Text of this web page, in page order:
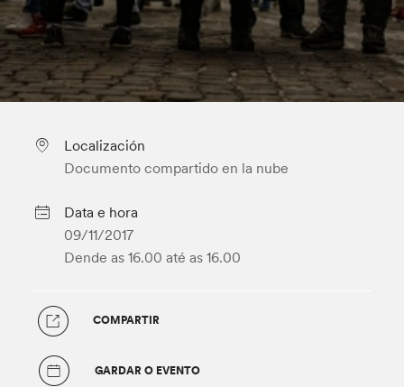
Localización
Documento compartido en la nube
Data e hora
09/11/2017
Dende as 16.00 até as 16.00
COMPARTIR
GARDAR O EVENTO